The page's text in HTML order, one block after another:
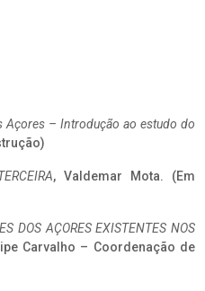
– Introdução ao estudo do
, Valdemar Mota. (Em
DOS AÇORES EXISTENTES NOS
Carvalho – Coordenação de